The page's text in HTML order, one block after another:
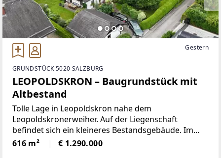
Gestern
GRUNDSTÜCK 5020 SALZBURG
LEOPOLDSKRON – Baugrundstück mit
Altbestand
Tolle Lage in Leopoldskron nahe dem
Leopoldskronerweiher. Auf der Liegenschaft
befindet sich ein kleineres Bestandsgebäude. Im
Falle einer Neuerrichtung muss dieses abgebrochen
werden. Grundstücksgröße: 616 m2Im Falle eines
616 m² € 1.290.000